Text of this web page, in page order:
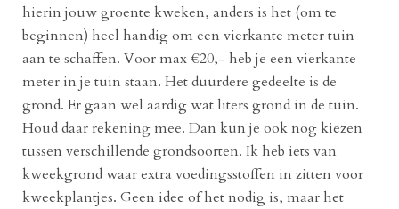
hierin jouw groente kweken, anders is het (om te
beginnen) heel handig om een vierkante meter tuin
aan te schaffen. Voor max €20,- heb je een vierkante
meter in je tuin staan. Het duurdere gedeelte is de
grond. Er gaan wel aardig wat liters grond in de tuin.
Houd daar rekening mee. Dan kun je ook nog kiezen
tussen verschillende grondsoorten. Ik heb iets van
kweekgrond waar extra voedingsstoffen in zitten voor
kweekplantjes. Geen idee of het nodig is, maar het